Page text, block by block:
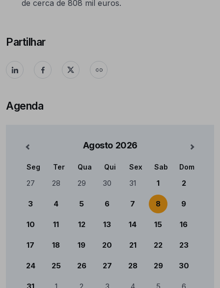
de cerca de 808 mil euros.
Partilhar
Agenda
Agosto 2026 Mês
Calendário
Seg Ter Qua Qui Sex Sab Dom
27 28 29 30 31 1 2
3 4 5 6 7 8 9
10 11 12 13 14 15 16
17 18 19 20 21 22 23
24 25 26 27 28 29 30